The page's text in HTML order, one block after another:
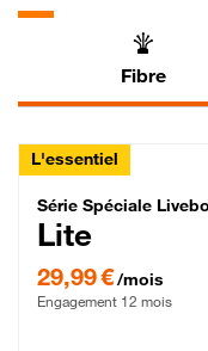
Fibre
L'essentiel
Série
Série Spéciale
Lite
29,99 €/mois
Engagement 12 mois